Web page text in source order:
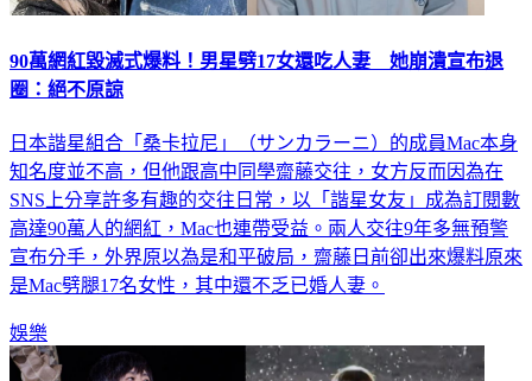
90萬網紅毀滅式爆料！男星劈17女還吃人妻 她崩潰宣布退
圈：絕不原諒
日本諧星組合「桑卡拉尼」（サンカラーニ）的成員Mac本身
知名度並不高，但他跟高中同學齋藤交往，女方反而因為在
SNS上分享許多有趣的交往日常，以「諧星女友」成為訂閱數
高達90萬人的網紅，Mac也連帶受益。兩人交往9年多無預警
宣布分手，外界原以為是和平破局，齋藤日前卻出來爆料原來
是Mac劈腿17名女性，其中還不乏已婚人妻。
娛樂